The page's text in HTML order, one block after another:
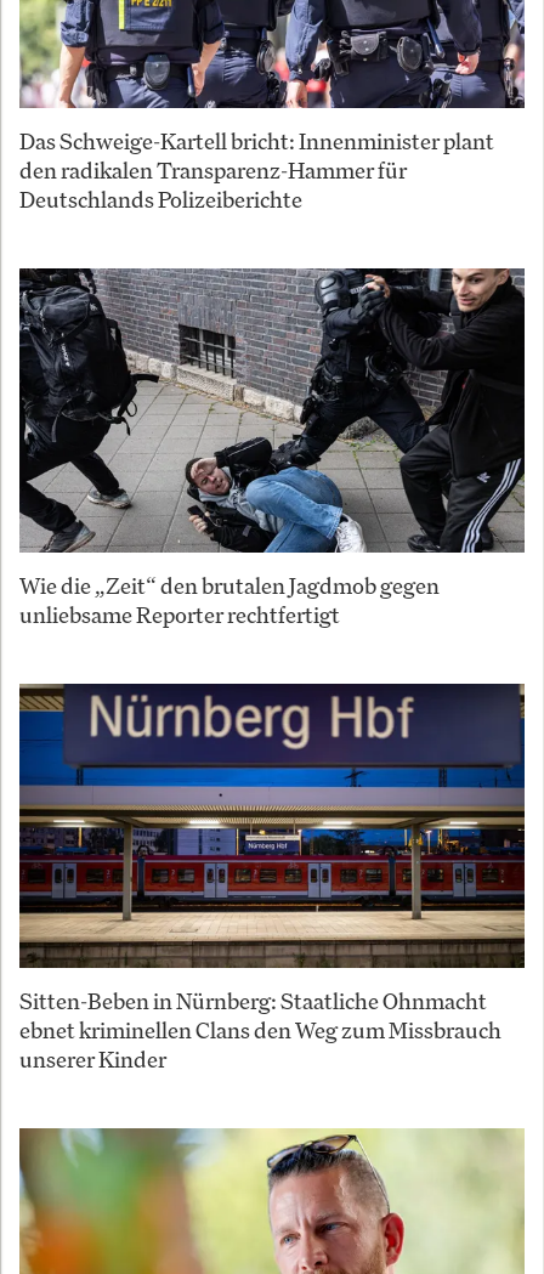
Das Schweige-Kartell bricht: Innenminister plant
den radikalen Transparenz-Hammer für
Deutschlands Polizeiberichte
Wie die „Zeit“ den brutalen Jagdmob gegen
unliebsame Reporter rechtfertigt
Sitten-Beben in Nürnberg: Staatliche Ohnmacht
ebnet kriminellen Clans den Weg zum Missbrauch
unserer Kinder